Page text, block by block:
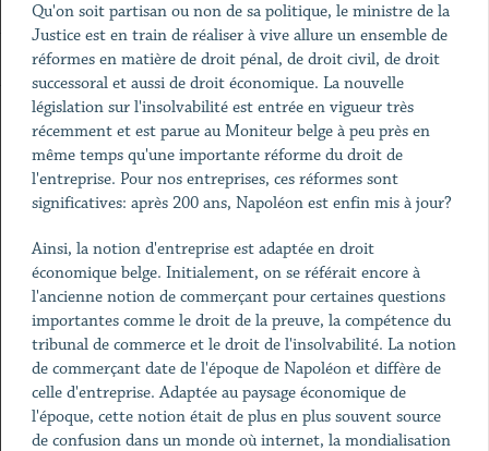
Qu'on soit partisan ou non de sa politique, le ministre de la
Justice est en train de réaliser à vive allure un ensemble de
réformes en matière de droit pénal, de droit civil, de droit
successoral et aussi de droit économique. La nouvelle
législation sur l'insolvabilité est entrée en vigueur très
récemment et est parue au Moniteur belge à peu près en
même temps qu'une importante réforme du droit de
l'entreprise. Pour nos entreprises, ces réformes sont
significatives: après 200 ans, Napoléon est enfin mis à jour?
Ainsi, la notion d'entreprise est adaptée en droit
économique belge. Initialement, on se référait encore à
l'ancienne notion de commerçant pour certaines questions
importantes comme le droit de la preuve, la compétence du
tribunal de commerce et le droit de l'insolvabilité. La notion
de commerçant date de l'époque de Napoléon et diffère de
celle d'entreprise. Adaptée au paysage économique de
l'époque, cette notion était de plus en plus souvent source
de confusion dans un monde où internet, la mondialisation